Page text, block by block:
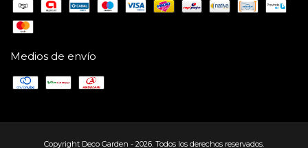
Medios de envío
Copyright Deco Garden - 2026. Todos los derechos reservados.